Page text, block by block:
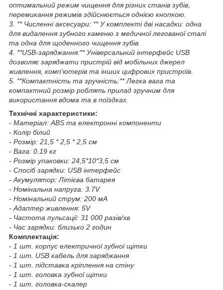
оптимальний режим чищення для різних станів зубів,
перемикання режимів здійснюється однією кнопкою.
3. ** Численні аксесуари: ** У комплекті дві насадки: одна
для видалення зубного каменю з медичної легованої сталі
та одна для щоденного чищення зубів.
4. **USB-заряджання:** Універсальний інтерфейс USB
дозволяє заряджати пристрій від мобільних джерел
живлення, комп'ютерів та інших цифрових пристроїв.
5. **Компактність та зручність:** Легка вага та
компактний розмір роблять прилад зручним для
використання вдома та в поїздках.
Технічні характеристики:
- Матеріал: ABS та електронні компоненти
- Колір білий
- Розмір: 21,5 * 2,5 * 2,5 см
- Вага: 0.19 кг
- Розмір упаковки: 24,5*10*3,5 см
- Спосіб зарядки: USB інтерфейс
- Акумулятор: Літієва батарея
- Номінальна напруга: 3.7V
- Номінальний струм: 200 мА
- Адаптер живлення: 5V
- Частота пульсації: 31 000 разів/хв
- Час зарядки: близько 2 годин
Комплектація:
- 1 шт. корпус електричної зубної щітки
- 1 шт. USB кабель для заряджання
- 1 шт. підставка кріплення на стіну
- 1 шт. головка зубної щітки
- 1 шт. головка-скалер